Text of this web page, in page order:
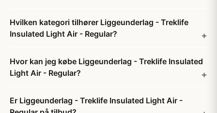
Hvilken kategori tilhører Liggeunderlag - Treklife
Insulated Light Air - Regular?
Hvor kan jeg købe Liggeunderlag - Treklife Insulated
Light Air - Regular?
Er Liggeunderlag - Treklife Insulated Light Air -